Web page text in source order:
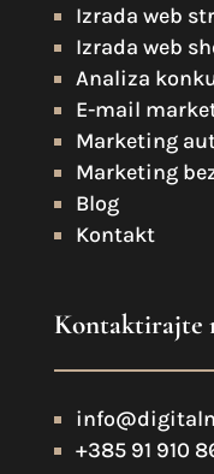
Izrada web
Izrada web
Analiza
E-mail
Marketing
Marketing
Blog
Kontakt
Kontaktirajte
+385 91 910